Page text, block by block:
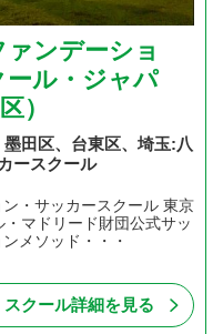
ンデーショ
ル・ジャパ
）
墨田区、台東区、埼玉:八
ースクール
・サッカースクール 東京
マドリード財団公式サッ
メソッド・・・
スクール詳細を見る